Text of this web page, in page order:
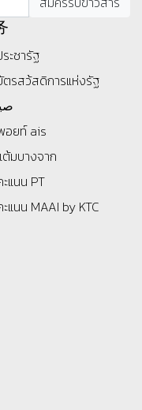
ะชารัฐ
ตรสว้สดิการแห่งรัฐ
อยท์ ais
ต้มบางจาก
แนน PT
แนน MAAI by KTC